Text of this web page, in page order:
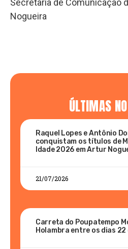
Secretaria de Comunicação
Nogueira
ÚLTIMAS
Raquel Lopes e Antônio
conquistam os títulos de
Idade 2026 em Artur
21/07/2026
Carreta do Poupatempo
Holambra entre os dias 22